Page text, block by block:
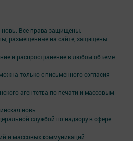
Все права защищены.
размещенные на сайте, защищены
и распространение в любом объеме
только с письменного согласия
агентства по печати и массовым
новь
службой по надзору в сфере
и массовых коммуникаций